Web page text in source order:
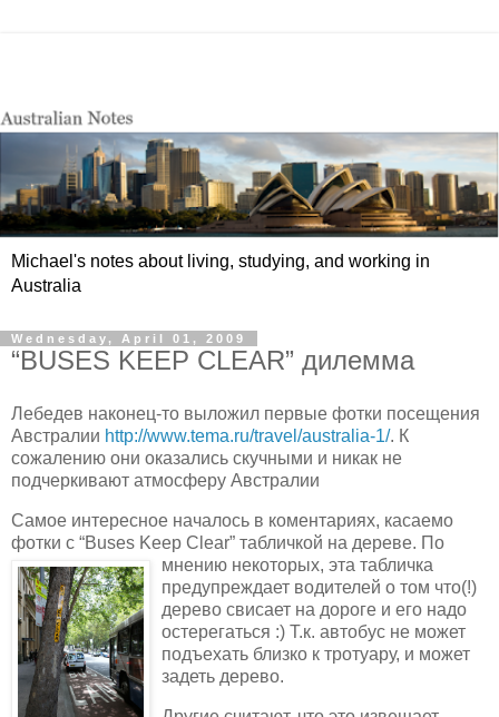
Michael's notes about living, studying, and working in
Australia
Wednesday, April 01, 2009
“BUSES KEEP CLEAR” дилемма
Лебедев наконец-то выложил первые фотки посещения
Австралии http://www.tema.ru/travel/australia-1/. К
сожалению они оказались скучными и никак не
подчеркивают атмосферу Австралии
Самое интересное началось в коментариях, касаемо
фотки с “Buses Keep Clear” табличкой на дереве. По
мнению некоторых, эта табличка
предупреждает водителей о том что(!)
дерево свисает на дороге и его надо
остерегаться :) Т.к. автобус не может
подъехать близко к тротуару, и может
задеть дерево.